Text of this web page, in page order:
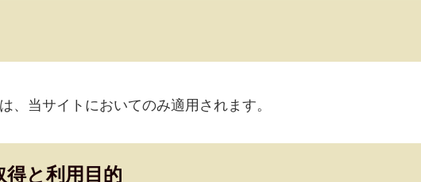
、当サイトにおいてのみ適用されます。
得と利用目的